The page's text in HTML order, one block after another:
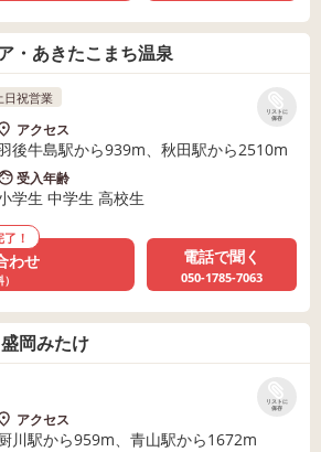
・あきたこまち温泉
リストに
保存
日祝営業
アクセス
後牛島駅から939m、秋田駅から2510m
受入年齢
学生 中学生 高校生
！
わせ 電話で聞く
050-1785-7063
岡みたけ
リストに
保存
アクセス
川駅から959m、青山駅から1672m